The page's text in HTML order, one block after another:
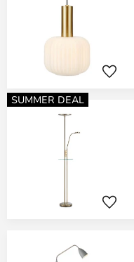
SUMMER DEAL